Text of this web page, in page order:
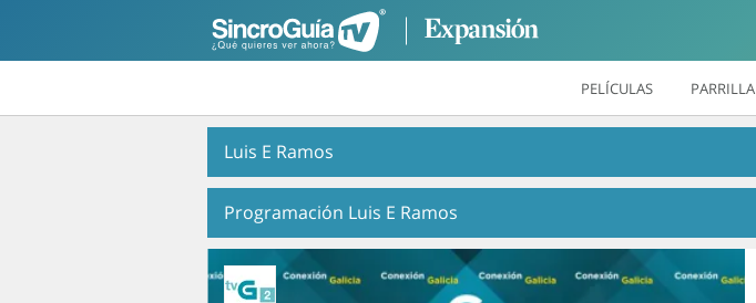
PELÍCULAS PARRILLA
Luis E Ramos
Programación Luis E Ramos